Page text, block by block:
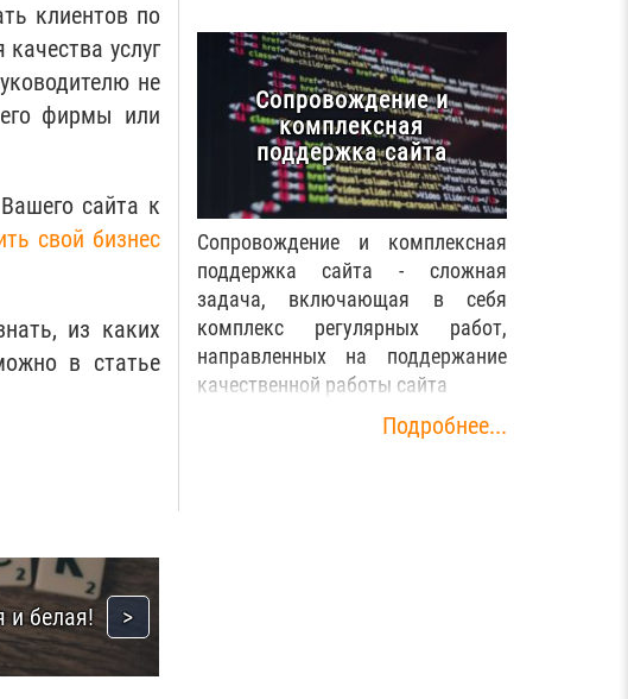
клиентов по
услуг
не
фирмы или
сайта к
свой бизнес
из каких
в статье
и белая!
Сопровождение и
комплексная
поддержка сайта
Сопровождение и комплексная
поддержка сайта - сложная
задача, включающая в себя
комплекс регулярных работ,
направленных на поддержание
качественной работы сайта
Подробнее...